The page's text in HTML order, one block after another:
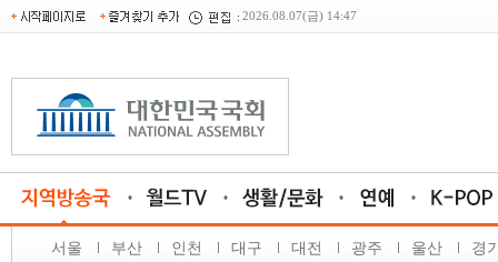
2026.08.07(금) 14:47
서울 부산 인천 대구 대전 광주 울산 경